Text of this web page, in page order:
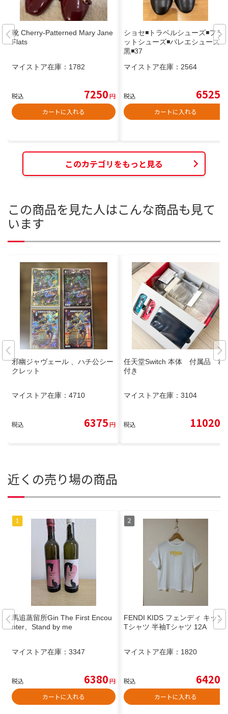
靴 Cherry-Patterned Mary Jane
Flats
マイストア在庫： 1782
税込 7250円
カートに入れる
ショセ◾️トラベルシューズ◾️フラ
ットシューズ◾️バレエシューズ◾️
黒◾️37
マイストア在庫： 2564
税込 6525
カートに入れる
このカテゴリをもっと見る
この商品を見た人はこんな商品も見て
います
邪幽ジャヴェール 、ハチ公シー
クレット
マイストア在庫： 4710
税込 6375円
任天堂Switch 本体 付属品 箱
付き
マイストア在庫： 3104
税込 11020
近くの売り場の商品
馬追蒸留所Gin The First Encou
nter、Stand by me
マイストア在庫： 3347
税込 6380円
カートに入れる
FENDI KIDS フェンディ キッズ
Tシャツ 半袖Tシャツ 12A
マイストア在庫： 1820
税込 6420
カートに入れる